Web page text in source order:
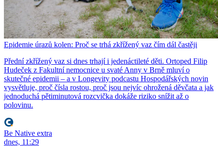
Epidemie úrazů kolen: Proč se trhá zkřížený vaz čím dál častěji
Přední zkřížený vaz si dnes trhají i jedenáctileté děti. Ortoped Filip
Hudeček z Fakultní nemocnice u svaté Anny v Brně mluví o
skutečné epidemii – a v Longevity podcastu Hospodářských novin
vysvětluje, proč čísla rostou, proč jsou nejvíc ohrožená děvčata a jak
jednoduchá pětiminutová rozcvička dokáže riziko snížit až o
polovinu.
Be Native extra
dnes, 11:29